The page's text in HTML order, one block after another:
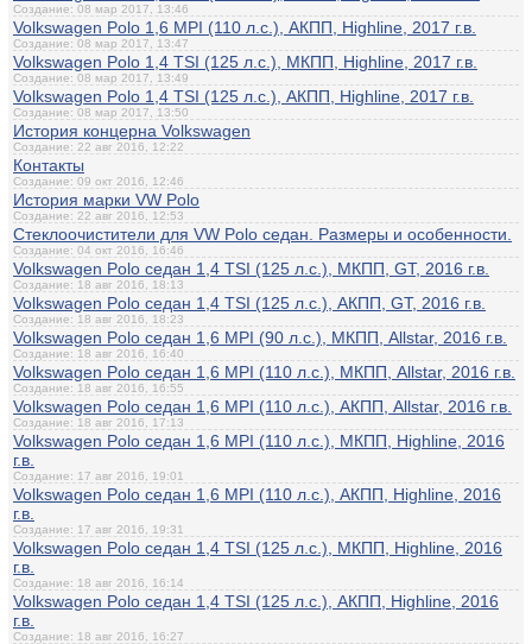
Создание: 08 мар 2017, 13:46
Volkswagen Polo 1,6 MPI (110 л.с.), АКПП, Highline, 2017 г.в.
Создание: 08 мар 2017, 13:47
Volkswagen Polo 1,4 TSI (125 л.с.), МКПП, Highline, 2017 г.в.
Создание: 08 мар 2017, 13:49
Volkswagen Polo 1,4 TSI (125 л.с.), АКПП, Highline, 2017 г.в.
Создание: 08 мар 2017, 13:50
История концерна Volkswagen
Создание: 22 авг 2016, 12:22
Контакты
Создание: 09 окт 2016, 12:46
История марки VW Polo
Создание: 22 авг 2016, 12:53
Стеклоочистители для VW Polo седан. Размеры и особенности.
Создание: 04 окт 2016, 16:46
Volkswagen Polo седан 1,4 TSI (125 л.с.), МКПП, GT, 2016 г.в.
Создание: 18 авг 2016, 18:13
Volkswagen Polo седан 1,4 TSI (125 л.с.), АКПП, GT, 2016 г.в.
Создание: 18 авг 2016, 18:23
Volkswagen Polo седан 1,6 MPI (90 л.с.), МКПП, Allstar, 2016 г.в.
Создание: 18 авг 2016, 16:40
Volkswagen Polo седан 1,6 MPI (110 л.с.), МКПП, Allstar, 2016 г.в.
Создание: 18 авг 2016, 16:55
Volkswagen Polo седан 1,6 MPI (110 л.с.), АКПП, Allstar, 2016 г.в.
Создание: 18 авг 2016, 17:13
Volkswagen Polo седан 1,6 MPI (110 л.с.), МКПП, Highline, 2016
г.в.
Создание: 17 авг 2016, 19:01
Volkswagen Polo седан 1,6 MPI (110 л.с.), АКПП, Highline, 2016
г.в.
Создание: 17 авг 2016, 19:31
Volkswagen Polo седан 1,4 TSI (125 л.с.), МКПП, Highline, 2016
г.в.
Создание: 18 авг 2016, 16:14
Volkswagen Polo седан 1,4 TSI (125 л.с.), АКПП, Highline, 2016
г.в.
Создание: 18 авг 2016, 16:27